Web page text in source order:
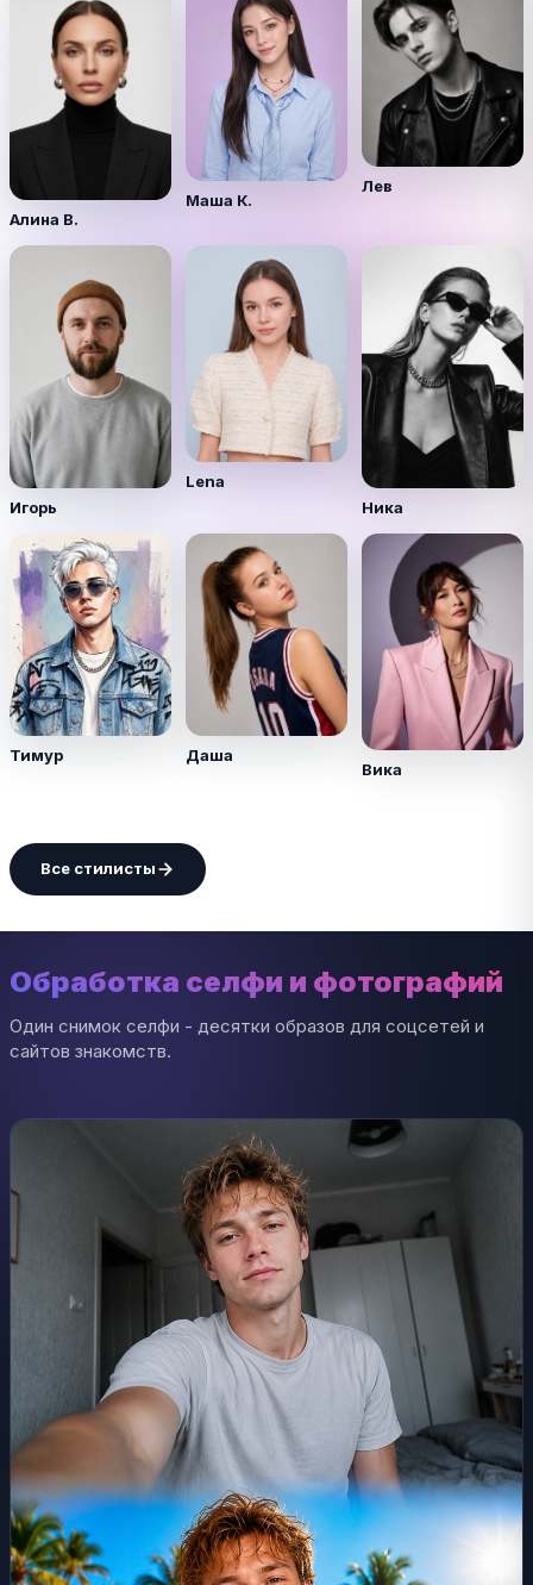
Алина В.
Маша К.
Лев
Игорь
Lena
Ника
Тимур Даша
Вика
Все стилисты
Обработка селфи и фотографий
Один снимок селфи - десятки образов для соцсетей и
сайтов знакомств.